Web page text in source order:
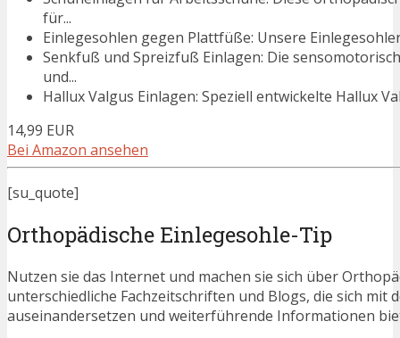
für...
Einlegesohlen gegen Plattfüße: Unsere
Senkfuß und Spreizfuß Einlagen: Die
und...
Hallux Valgus Einlagen: Speziell entwickelte Hallux
14,99 EUR
Bei Amazon ansehen
[su_quote]
Orthopädische Einlegesohle-Tip
Nutzen sie das Internet und machen sie sich über
unterschiedliche Fachzeitschriften und Blogs, die sich
auseinandersetzen und weiterführende Informationen